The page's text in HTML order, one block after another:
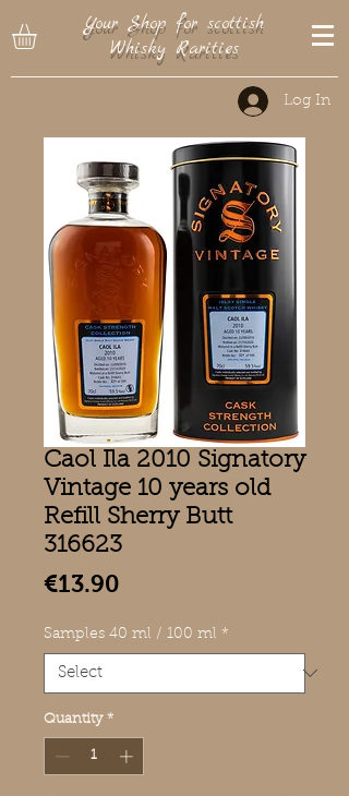
Your Shop for scottish
Whisky Rarities
Log In
Caol Ila 2010 Signatory
Vintage 10 years old
Refill Sherry Butt
316623
€13.90Price
Samples 40 ml / 100 ml *
Quantity *